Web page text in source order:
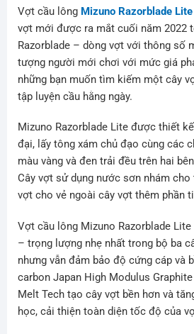
Vợt cầu lông Mizuno Razorblade Lite
vợt mới được ra mắt cuối năm 2022
Razorblade – dòng vợt với thông số
tượng người mới chơi với mức giá
những bạn muốn tìm kiếm một cây
tập luyện cầu hằng ngày.
Mizuno Razorblade Lite được thiết
đại, lấy tông xám chủ đạo cùng các
màu vàng và đen trải đều trên hai
Cây vợt sử dụng nước sơn nhám cho
vợt cho vẻ ngoài cây vợt thêm phần
Vợt cầu lông Mizuno Razorblade
– trọng lượng nhẹ nhất trong bộ ba
nhưng vẫn đảm bảo độ cứng cáp và
carbon Japan High Modulus
Melt Tech tạo cây vợt bền hơn và
học, cải thiện toàn diện tốc độ của